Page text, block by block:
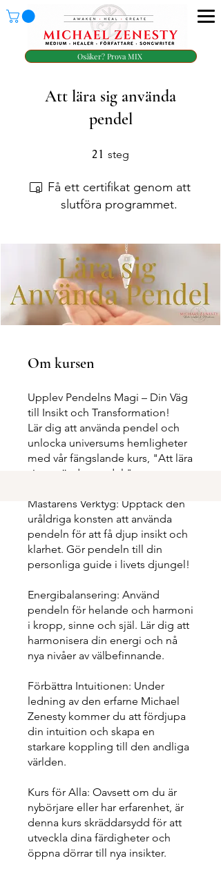
Osäker? Prova MIX
Att lära sig använda
pendel
21 steg
Få ett certifikat genom att
slutföra programmet.
Om kursen
Upplev Pendelns Magi – Din Väg
till Insikt och Transformation!
Lär dig att använda pendel och
unlocka universums hemligheter
med vår fängslande kurs, "Att lära
sig använda pendel."
Mästarens Verktyg: Upptäck den
uråldriga konsten att använda
pendeln för att få djup insikt och
klarhet. Gör pendeln till din
personliga guide i livets djungel!
Energibalansering: Använd
pendeln för helande och harmoni
i kropp, sinne och själ. Lär dig att
harmonisera din energi och nå
nya nivåer av välbefinnande.
Förbättra Intuitionen: Under
ledning av den erfarne Michael
Zenesty kommer du att fördjupa
din intuition och skapa en
starkare koppling till den andliga
världen.
Kurs för Alla: Oavsett om du är
nybörjare eller har erfarenhet, är
denna kurs skräddarsydd för att
utveckla dina färdigheter och
öppna dörrar till nya insikter.